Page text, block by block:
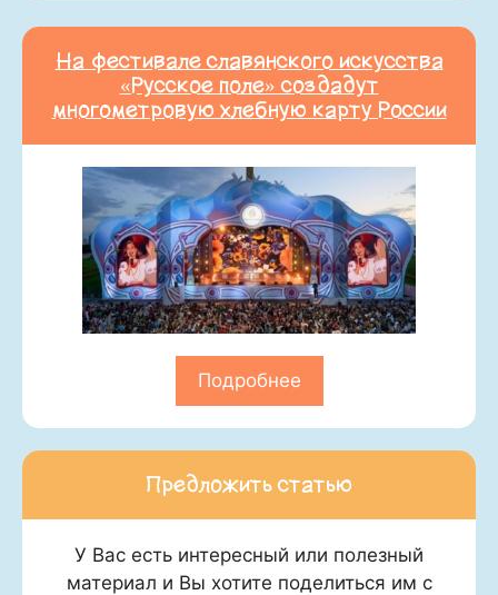
На фестивале славянского искусства
«Русское поле» создадут
многометровую хлебную карту России
Подробнее
Предложить статью
У Вас есть интересный или полезный
материал и Вы хотите поделиться им с